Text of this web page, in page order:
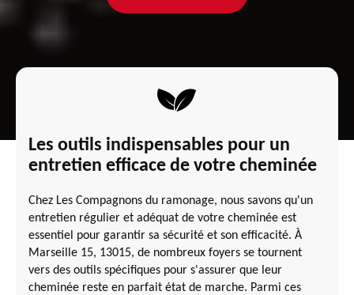
Les outils indispensables pour un
entretien efficace de votre cheminée
Chez Les Compagnons du ramonage, nous savons qu'un
entretien régulier et adéquat de votre cheminée est
essentiel pour garantir sa sécurité et son efficacité. À
Marseille 15, 13015, de nombreux foyers se tournent
vers des outils spécifiques pour s'assurer que leur
cheminée reste en parfait état de marche. Parmi ces